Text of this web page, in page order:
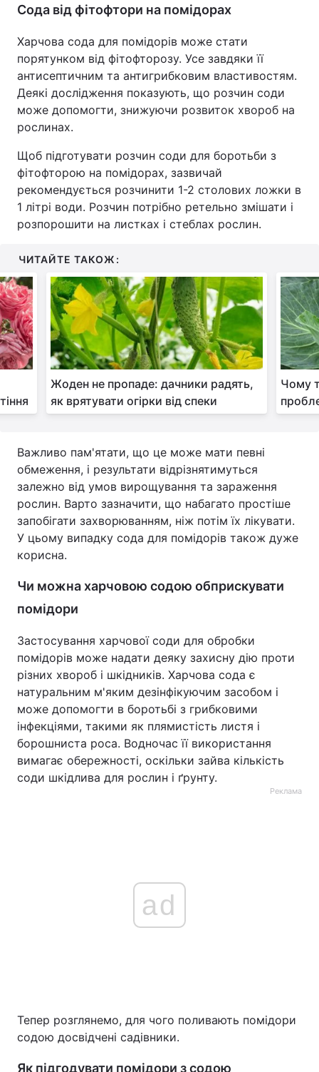
Сода від фітофтори на помідорах
Харчова сода для помідорів може стати
порятунком від фітофторозу. Усе завдяки її
антисептичним та антигрибковим властивостям.
Деякі дослідження показують, що розчин соди
може допомогти, знижуючи розвиток хвороб на
рослинах.
Щоб підготувати розчин соди для боротьби з
фітофторою на помідорах, зазвичай
рекомендується розчинити 1-2 столових ложки в
1 літрі води. Розчин потрібно ретельно змішати і
розпорошити на листках і стеблах рослин.
ЧИТАЙТЕ ТАКОЖ:
Жоден не пропаде: дачники радять,
як врятувати огірки від спеки
Чому
Важливо пам'ятати, що це може мати певні
обмеження, і результати відрізнятимуться
залежно від умов вирощування та зараження
рослин. Варто зазначити, що набагато простіше
запобігати захворюванням, ніж потім їх лікувати.
У цьому випадку сода для помідорів також дуже
корисна.
Чи можна харчовою содою обприскувати
помідори
Застосування харчової соди для обробки
помідорів може надати деяку захисну дію проти
різних хвороб і шкідників. Харчова сода є
натуральним м'яким дезінфікуючим засобом і
може допомогти в боротьбі з грибковими
інфекціями, такими як плямистість листя і
борошниста роса. Водночас її використання
вимагає обережності, оскільки зайва кількість
соди шкідлива для рослин і ґрунту.
Реклама
ad
Тепер розглянемо, для чого поливають помідори
содою досвідчені садівники.
Як підгодувати помідори з содою